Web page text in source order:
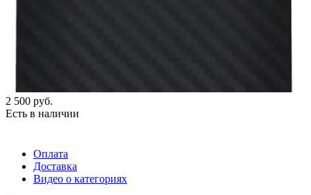
2 500 руб.
Есть в наличии
Оплата
Доставка
Видео о категориях